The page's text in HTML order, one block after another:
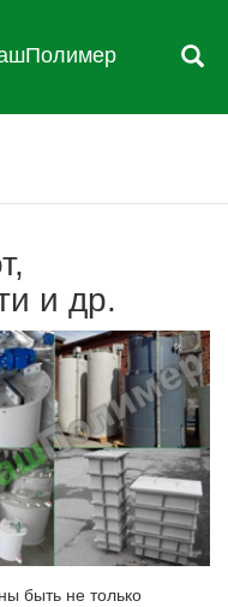
и др.
быть не только